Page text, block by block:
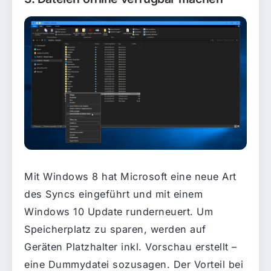
Mit Windows 8 hat Microsoft eine neue Art
des Syncs eingeführt und mit einem
Windows 10 Update runderneuert. Um
Speicherplatz zu sparen, werden auf
Geräten Platzhalter inkl. Vorschau erstellt –
eine Dummydatei sozusagen. Der Vorteil bei